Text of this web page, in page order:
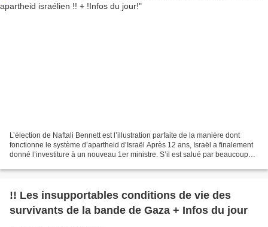
L’élection de Naftali Bennett est l’illustration parfaite de la manière dont
fonctionne le système d’apartheid d’Israël Après 12 ans, Israël a finalement
donné l’investiture à un nouveau 1er ministre. S’il est salué par beaucoup
!! Les insupportables conditions de vie des
survivants de la bande de Gaza + Infos du jour